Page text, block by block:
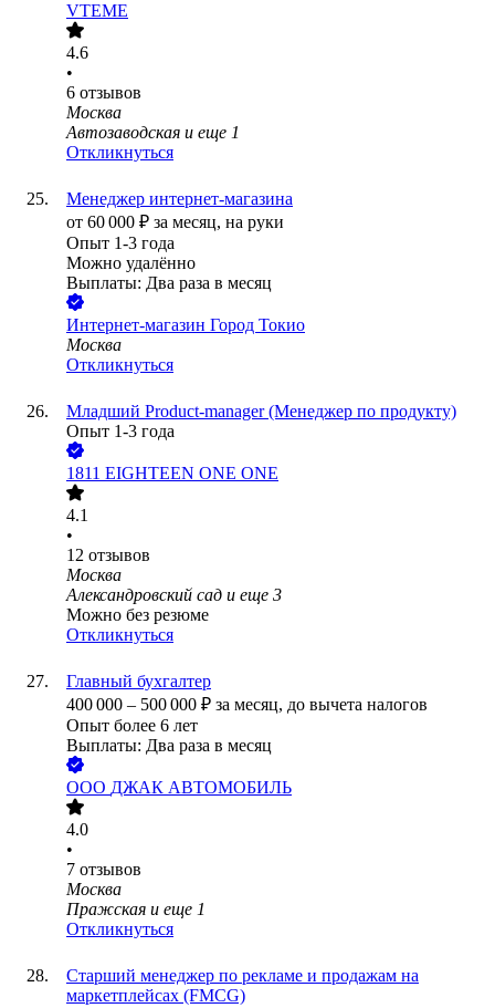
VTEME
4.6
•
6 отзывов
Москва
Автозаводская и еще 1
Откликнуться
Менеджер интернет-магазина
от 60 000 ₽ за месяц, на руки
Опыт 1-3 года
Можно удалённо
Выплаты: Два раза в месяц
Интернет-магазин Город Токио
Москва
Откликнуться
Младший Product-manager (Менеджер по продукту)
Опыт 1-3 года
1811 EIGHTEEN ONE ONE
4.1
•
12 отзывов
Москва
Александровский сад и еще 3
Можно без резюме
Откликнуться
Главный бухгалтер
400 000 – 500 000 ₽ за месяц, до вычета налогов
Опыт более 6 лет
Выплаты: Два раза в месяц
ООО ДЖАК АВТОМОБИЛЬ
4.0
•
7 отзывов
Москва
Пражская и еще 1
Откликнуться
Старший менеджер по рекламе и продажам на
маркетплейсах (FMCG)